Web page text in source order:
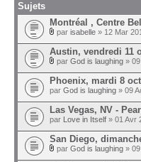
Sujets
Montréal , Centre
par isabelle » 12 Mar
Austin, vendredi 11
par God is laughing »
Phoenix, mardi 8
par God is laughing » 09
Las Vegas, NV -
par Love in Itself » 01 Avr
San Diego,
par God is laughing »